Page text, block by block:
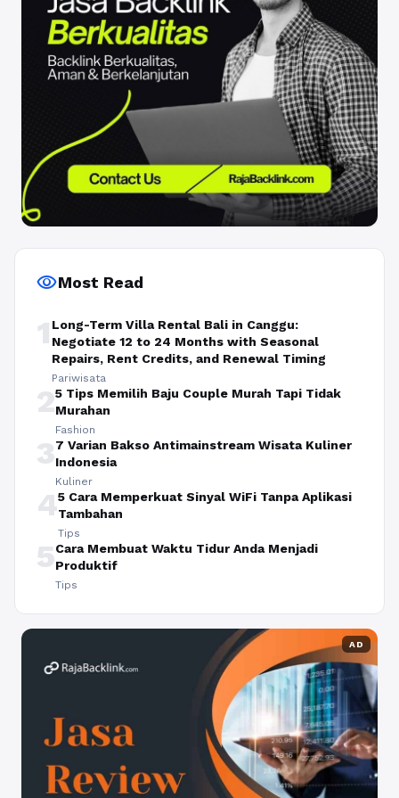
visibilityMost Read
1 Long-Term Villa Rental Bali in Canggu:
Negotiate 12 to 24 Months with Seasonal
Repairs, Rent Credits, and Renewal Timing
Pariwisata
25 Tips Memilih Baju Couple Murah Tapi Tidak
Murahan
Fashion
37 Varian Bakso Antimainstream Wisata Kuliner
Indonesia
Kuliner
45 Cara Memperkuat Sinyal WiFi Tanpa Aplikasi
Tambahan
Tips
5Cara Membuat Waktu Tidur Anda Menjadi
Produktif
Tips
AD